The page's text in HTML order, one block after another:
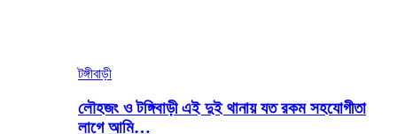
টঙ্গীবাড়ী
লৌহজং ও টঙ্গিবাড়ী এই দুই থানায় যত রকম সহযোগীতা
লাগে আমি…